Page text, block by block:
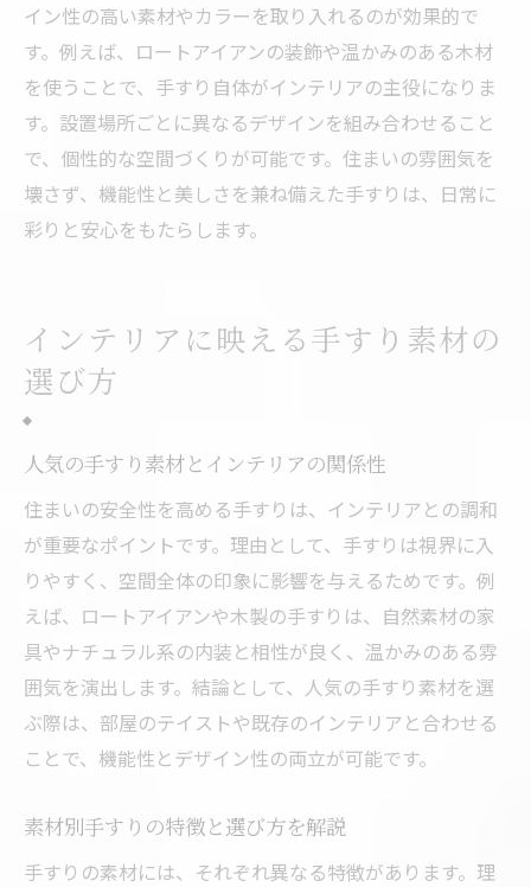
イン性の高い素材やカラーを取り入れるのが効果的で
す。例えば、ロートアイアンの装飾や温かみのある木材
を使うことで、手すり自体がインテリアの主役になりま
す。設置場所ごとに異なるデザインを組み合わせること
で、個性的な空間づくりが可能です。住まいの雰囲気を
壊さず、機能性と美しさを兼ね備えた手すりは、日常に
彩りと安心をもたらします。
インテリアに映える手すり素材の
選び方
人気の手すり素材とインテリアの関係性
住まいの安全性を高める手すりは、インテリアとの調和
が重要なポイントです。理由として、手すりは視界に入
りやすく、空間全体の印象に影響を与えるためです。例
えば、ロートアイアンや木製の手すりは、自然素材の家
具やナチュラル系の内装と相性が良く、温かみのある雰
囲気を演出します。結論として、人気の手すり素材を選
ぶ際は、部屋のテイストや既存のインテリアと合わせる
ことで、機能性とデザイン性の両立が可能です。
素材別手すりの特徴と選び方を解説
手すりの素材には、それぞれ異なる特徴があります。理